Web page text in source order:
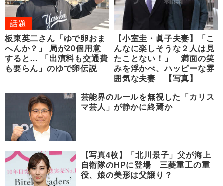
話題
板東英二さん「ゆで卵おま
へんか？」 局が20個用意
すると… 「出演料も交通費
も要らん」のゆで卵伝説
【小室圭・眞子夫妻】「こ
んなに楽しそうな２人は見
たことない！」 満面の笑
みを浮かべ、ハッピーな雰
囲気な夫妻 【写真】
芸能界のルールを無視した「カリス
マ芸人」が静かに終焉か
【写真4枚】「北川景子」父が海上
自衛隊のHPに登場 三菱重工の重
役、娘の美形は父譲り？